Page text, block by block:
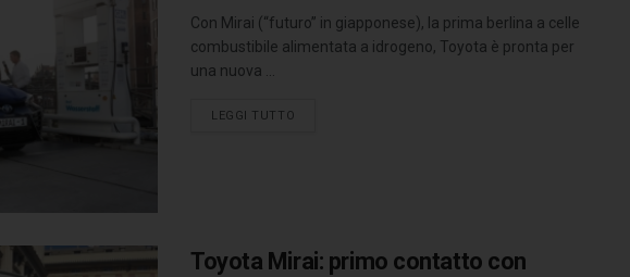
Con Mirai (“futuro” in giapponese), la prima berlina a celle
combustibile alimentata a idrogeno, Toyota è pronta per
una nuova ...
LEGGI TUTTO
Toyota Mirai: primo contatto con